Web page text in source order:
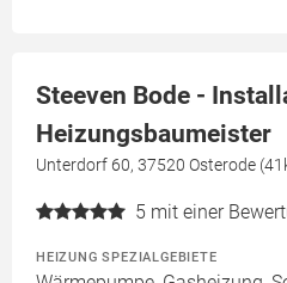
Steeven Bode -
Heizungsbaumeister
Unterdorf 60, 37520 Osterode
5 mit einer
HEIZUNG SPEZIALGEBIETE